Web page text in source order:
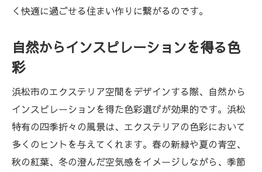
く快適に過ごせる住まい作りに繋がるのです。
自然からインスピレーションを得る色
彩
浜松市のエクステリア空間をデザインする際、自然から
インスピレーションを得た色彩選びが効果的です。浜松
特有の四季折々の風景は、エクステリアの色彩において
多くのヒントを与えてくれます。春の新緑や夏の青空、
秋の紅葉、冬の澄んだ空気感をイメージしながら、季節